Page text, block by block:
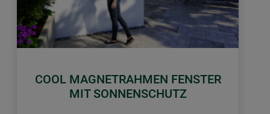
COOL MAGNETRAHMEN FENSTER
MIT SONNENSCHUTZ